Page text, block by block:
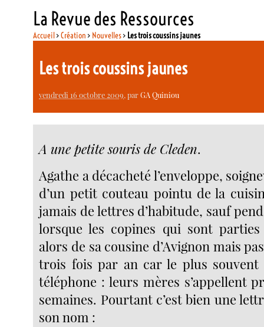
La Revue des Ressources
Accueil>Création > Nouvelles> Les trois coussins jaunes
Les trois coussins jaunes
vendredi 16 octobre 2009, parGA Quiniou
A une petite souris de Cleden.
Agathe a décacheté l’enveloppe,
d’un petit couteau pointu de la
jamais de lettres d’habitude, sauf
lorsque les copines qui sont
alors de sa cousine d’Avignon mais
trois fois par an car le plus
téléphone : leurs mères s’appellent
semaines. Pourtant c’est bien une
son nom :